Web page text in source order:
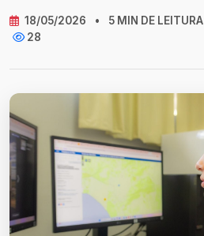
18/05/2026 • 5 MIN DE LEITURA
28